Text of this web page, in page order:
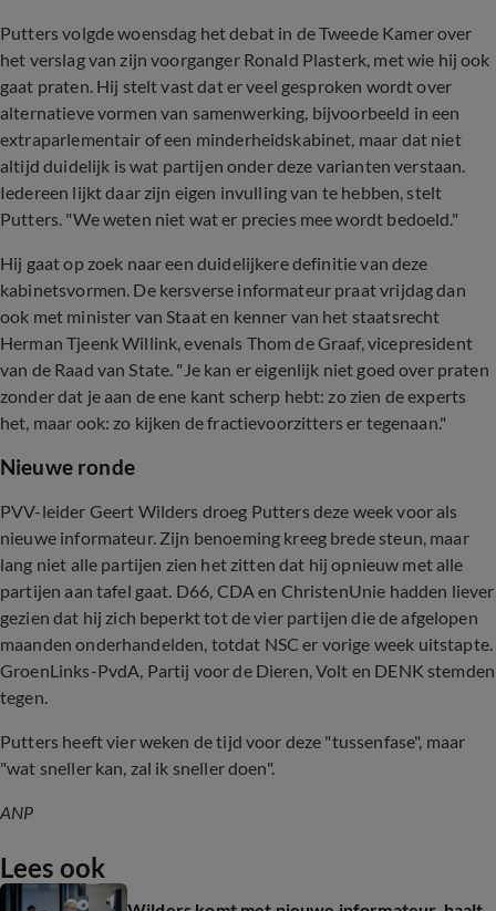
Putters volgde woensdag het debat in de Tweede Kamer over
het verslag van zijn voorganger Ronald Plasterk, met wie hij ook
gaat praten. Hij stelt vast dat er veel gesproken wordt over
alternatieve vormen van samenwerking, bijvoorbeeld in een
extraparlementair of een minderheidskabinet, maar dat niet
altijd duidelijk is wat partijen onder deze varianten verstaan.
Iedereen lijkt daar zijn eigen invulling van te hebben, stelt
Putters. "We weten niet wat er precies mee wordt bedoeld."
Hij gaat op zoek naar een duidelijkere definitie van deze
kabinetsvormen. De kersverse informateur praat vrijdag dan
ook met minister van Staat en kenner van het staatsrecht
Herman Tjeenk Willink, evenals Thom de Graaf, vicepresident
van de Raad van State. "Je kan er eigenlijk niet goed over praten
zonder dat je aan de ene kant scherp hebt: zo zien de experts
het, maar ook: zo kijken de fractievoorzitters er tegenaan."
Nieuwe ronde
PVV-leider Geert Wilders droeg Putters deze week voor als
nieuwe informateur. Zijn benoeming kreeg brede steun, maar
lang niet alle partijen zien het zitten dat hij opnieuw met alle
partijen aan tafel gaat. D66, CDA en ChristenUnie hadden liever
gezien dat hij zich beperkt tot de vier partijen die de afgelopen
maanden onderhandelden, totdat NSC er vorige week uitstapte.
GroenLinks-PvdA, Partij voor de Dieren, Volt en DENK stemden
tegen.
Putters heeft vier weken de tijd voor deze "tussenfase", maar
"wat sneller kan, zal ik sneller doen".
ANP
Lees ook